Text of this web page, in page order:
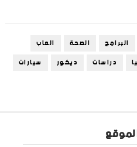
البرامج الصحة
العاب
دراسات ديكور
سيارات